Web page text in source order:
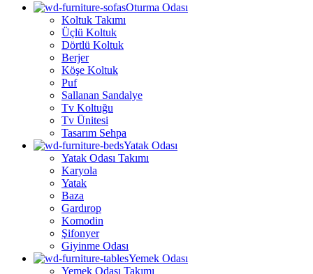
Oturma Odası
Koltuk Takımı
Üçlü Koltuk
Dörtlü Koltuk
Berjer
Köşe Koltuk
Puf
Sallanan Sandalye
Tv Koltuğu
Tv Ünitesi
Tasarım Sehpa
Yatak Odası
Yatak Odası Takımı
Karyola
Yatak
Baza
Gardırop
Komodin
Şifonyer
Giyinme Odası
Yemek Odası
Yemek Odası Takımı